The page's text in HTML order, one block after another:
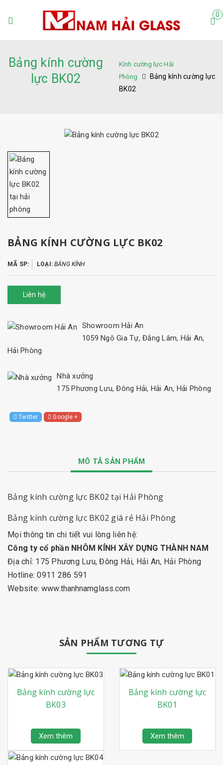
0
Bảng kính cường
lực BK02
Kính cường lực Hải
Phòng
Bảng kính cường lực
BK02
BẢNG KÍNH CƯỜNG LỰC BK02
MÃ SP: LOẠI:BẢNG KÍNH
Liên hệ
Showroom Hải An
1059 Ngô Gia Tự, Đằng Lâm, Hải An,
Hải Phòng
Nhà xưởng
175 Phương Lưu, Đông Hải, Hải An, Hải Phòng
Twitter Google +
MÔ TẢ SẢN PHẨM
Bảng kính cường lực BK02 tại Hải Phòng
Bảng kính cường lực BK02 giá rẻ Hải Phòng
Mọi thông tin chi tiết vui lòng liên hệ:
Công ty cổ phần NHÔM KÍNH XÂY DỰNG THÀNH NAM
Địa chỉ: 175 Phương Lưu, Đông Hải, Hải An, Hải Phòng
Hotline: 0911 286 591
Website:www.thanhnamglass.com
SẢN PHẨM TƯƠNG TỰ
Bảng kính cường lực
BK03
Xem thêm
Bảng kính cường lực
BK01
Xem thêm